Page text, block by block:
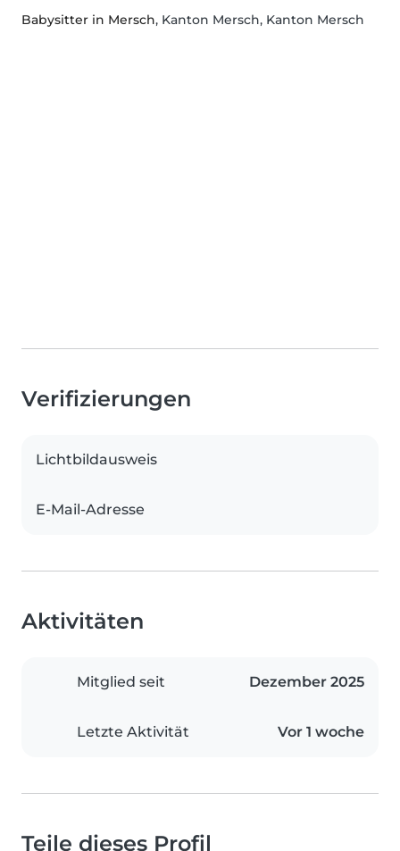
Babysitter in Mersch, Kanton Mersch, Kanton Mersch
Verifizierungen
Lichtbildausweis
E-Mail-Adresse
Aktivitäten
Mitglied seit Dezember 2025
Letzte Aktivität Vor 1 woche
Teile dieses Profil